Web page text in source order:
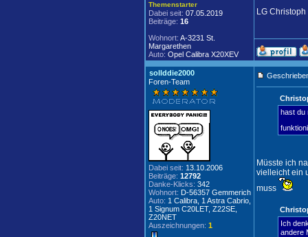
Themenstarter
Dabei seit: 07.05.2019
Beiträge: 16
Wohnort: A-3231 St.
Margarethen
Auto: Opel Calibra X20XEV
LG Christoph
sollddie2000
Foren-Team
Dabei seit: 13.10.2006
Beiträge: 12792
Danke-Klicks: 342
Wohnort: D-56357 Gemmerich
Auto: 1 Calibra, 1 Astra Cabrio,
1 Signum C20LET, Z22SE,
Z20NET
Auszeichnungen: 1
hast du
Müsste ich
vielleicht ein
muss
Ich
andere